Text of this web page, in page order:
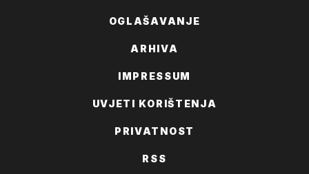
OGLAŠAVANJE
ARHIVA
IMPRESSUM
UVJETI KORIŠTENJA
PRIVATNOST
RSS